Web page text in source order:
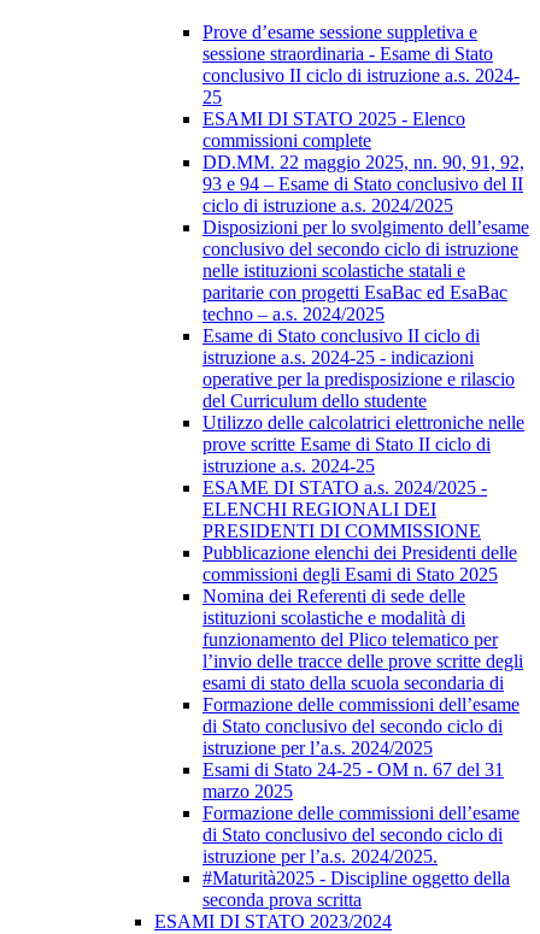
Prove d’esame sessione suppletiva e
sessione straordinaria - Esame di Stato
conclusivo II ciclo di istruzione a.s. 2024-
25
ESAMI DI STATO 2025 - Elenco
commissioni complete
DD.MM. 22 maggio 2025, nn. 90, 91, 92,
93 e 94 – Esame di Stato conclusivo del II
ciclo di istruzione a.s. 2024/2025
Disposizioni per lo svolgimento dell’esame
conclusivo del secondo ciclo di istruzione
nelle istituzioni scolastiche statali e
paritarie con progetti EsaBac ed EsaBac
techno – a.s. 2024/2025
Esame di Stato conclusivo II ciclo di
istruzione a.s. 2024-25 - indicazioni
operative per la predisposizione e rilascio
del Curriculum dello studente
Utilizzo delle calcolatrici elettroniche nelle
prove scritte Esame di Stato II ciclo di
istruzione a.s. 2024-25
ESAME DI STATO a.s. 2024/2025 -
ELENCHI REGIONALI DEI
PRESIDENTI DI COMMISSIONE
Pubblicazione elenchi dei Presidenti delle
commissioni degli Esami di Stato 2025
Nomina dei Referenti di sede delle
istituzioni scolastiche e modalità di
funzionamento del Plico telematico per
l’invio delle tracce delle prove scritte degli
esami di stato della scuola secondaria di
Formazione delle commissioni dell’esame
di Stato conclusivo del secondo ciclo di
istruzione per l’a.s. 2024/2025
Esami di Stato 24-25 - OM n. 67 del 31
marzo 2025
Formazione delle commissioni dell’esame
di Stato conclusivo del secondo ciclo di
istruzione per l’a.s. 2024/2025.
#Maturità2025 - Discipline oggetto della
seconda prova scritta
ESAMI DI STATO 2023/2024